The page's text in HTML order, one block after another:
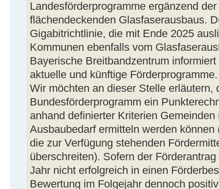
Landesförderprogramme ergänzend
flächendeckenden Glasfaserausbaus.
Gigabitrichtlinie, die mit Ende 2025
Kommunen ebenfalls vom
Bayerische Breitbandzentrum
aktuelle und künftige Förderprogramme.
Wir möchten an dieser Stelle erläutern,
Bundesförderprogramm ein
anhand definierter Kriterien
Ausbaubedarf ermitteln werden
die zur Verfügung stehenden
überschreiten). Sofern der
Jahr nicht erfolgreich in einen
Bewertung im Folgejahr dennoch